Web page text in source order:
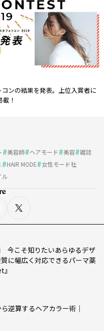
コンの結果を発表。上位入賞者に
！
美容師 ヘアモード 美容 雑誌
HAIR MODE
女性モード社
ル
こそ知りたいあらゆるデザ
に幅広く対応できるパーマ薬
逆算するヘアカラー術｜